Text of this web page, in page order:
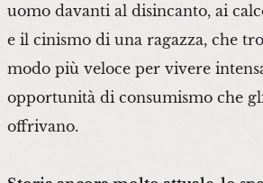
uomo davanti al disincanto, ai
e il cinismo di una ragazza, che
modo più veloce per vivere
opportunità di consumismo che
offrivano.